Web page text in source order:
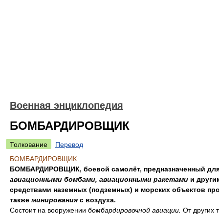
Военная энциклопедия
БОМБАРДИРОВЩИК
Толкование
Перевод
БОМБАРДИРОВЩИК
БОМБАРДИРОВЩИК, боевой самолёт, предназначенный
авиационными бомбами, авиационными ракетами и
средствами наземных (подземных) и морских объектов
также минирования с воздуха.
Состоит на вооружении бомбардировочной авиации. От других